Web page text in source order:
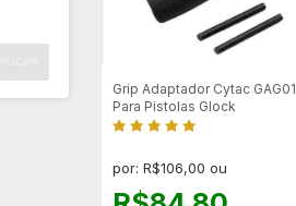
Grip Adaptador Cytac GAG01
Para Pistolas Glock
por: R$106,00 ou